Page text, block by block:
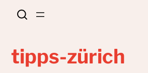
tipps-zürich